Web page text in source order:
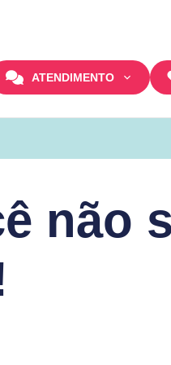
ATENDIMENTO
não